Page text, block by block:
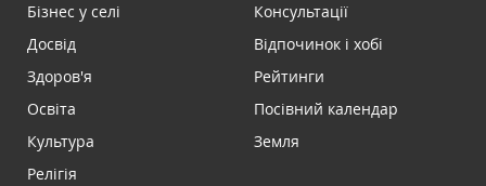
Бізнес у селі
Досвід
Здоров'я
Освіта
Культура
Релігія
Консультації
Відпочинок і хобі
Рейтинги
Посівний календар
Земля